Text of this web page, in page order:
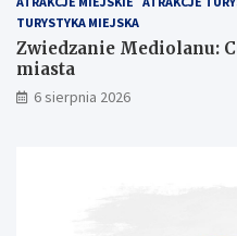
TURYSTYKA MIEJSKA
Zwiedzanie Mediolanu:
miasta
6 sierpnia 2026